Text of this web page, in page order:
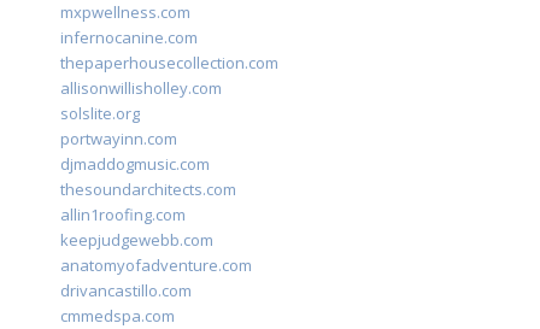
mxpwellness.com
infernocanine.com
thepaperhousecollection.com
allisonwillisholley.com
solslite.org
portwayinn.com
djmaddogmusic.com
thesoundarchitects.com
allin1roofing.com
keepjudgewebb.com
anatomyofadventure.com
drivancastillo.com
cmmedspa.com